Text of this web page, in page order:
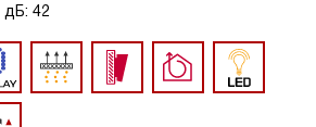
дБ: 42